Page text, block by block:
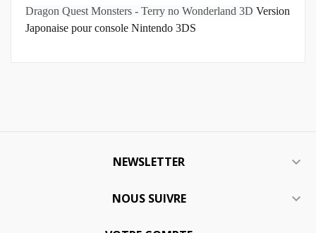
Dragon Quest Monsters - Terry no Wonderland 3D Version
Japonaise pour console Nintendo 3DS
NEWSLETTER 
NOUS SUIVRE 